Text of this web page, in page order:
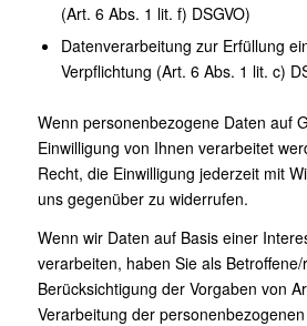
(Art. 6 Abs. 1 lit. f) DSGVO)
Datenverarbeitung zur Erfüllung
Verpflichtung (Art. 6 Abs. 1 lit. c)
Wenn personenbezogene Daten auf
Einwilligung von Ihnen verarbeitet
Recht, die Einwilligung jederzeit mit
uns gegenüber zu widerrufen.
Wenn wir Daten auf Basis einer
verarbeiten, haben Sie als
Berücksichtigung der Vorgaben von
Verarbeitung der